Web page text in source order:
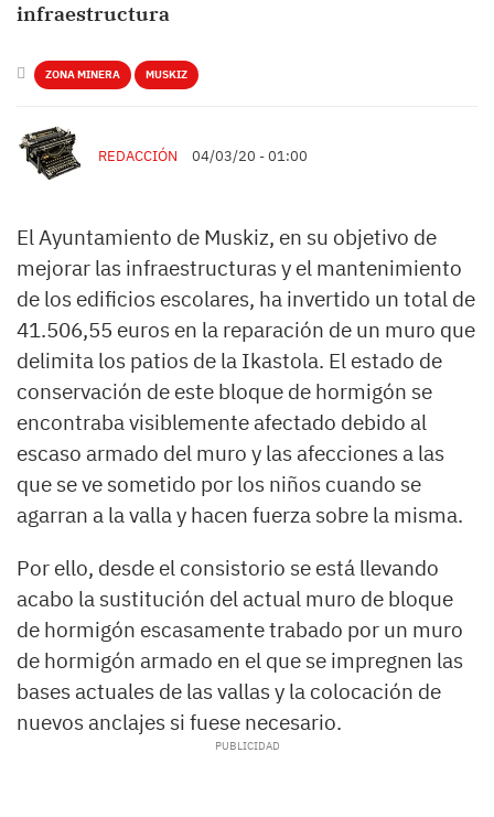
infraestructura
ZONA MINERA MUSKIZ
REDACCIÓN 04/03/20 - 01:00
El Ayuntamiento de Muskiz, en su objetivo de
mejorar las infraestructuras y el mantenimiento
de los edificios escolares, ha invertido un total de
41.506,55 euros en la reparación de un muro que
delimita los patios de la Ikastola. El estado de
conservación de este bloque de hormigón se
encontraba visiblemente afectado debido al
escaso armado del muro y las afecciones a las
que se ve sometido por los niños cuando se
agarran a la valla y hacen fuerza sobre la misma.
Por ello, desde el consistorio se está llevando
acabo la sustitución del actual muro de bloque
de hormigón escasamente trabado por un muro
de hormigón armado en el que se impregnen las
bases actuales de las vallas y la colocación de
nuevos anclajes si fuese necesario.